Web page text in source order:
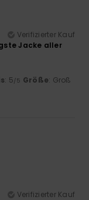
Verifizierter Kauf
Jacke aller
: 5/5 Größe: Groß
Verifizierter Kauf